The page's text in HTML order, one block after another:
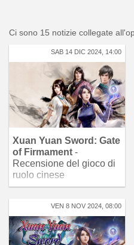
Ci sono 15 notizie collegate
SAB 14 DIC 2024, 14:00
Xuan Yuan Sword: Gate
of Firmament -
Recensione del gioco di
ruolo cinese
VEN 8 NOV 2024, 08:00